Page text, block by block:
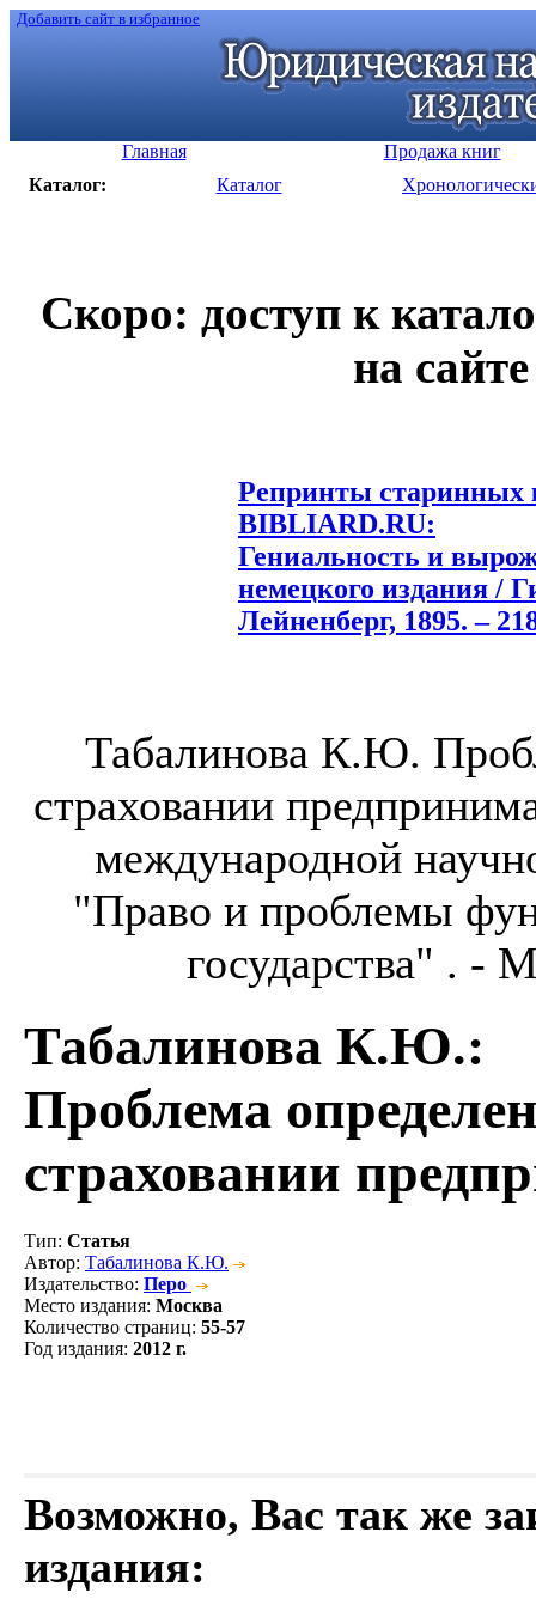
Добавить сайт в избранное
Главная
Продажа книг
Каталог:
Каталог
Скоро: доступ к
на
Репринты старинных
BIBLIARD.RU:
Гениальность и
немецкого издания /
Лейненберг, 1895. –
Табалинова К.Ю.
страховании
международной
"Право и проблемы
государства" . -
Табалинова К.Ю.:
Проблема
страховании
Тип: Статья
Автор: Табалинова К.Ю.
Издательство: Перо
Место издания: Москва
Количество страниц: 55-57
Год издания: 2012 г.
Возможно, Вас так же
издания: